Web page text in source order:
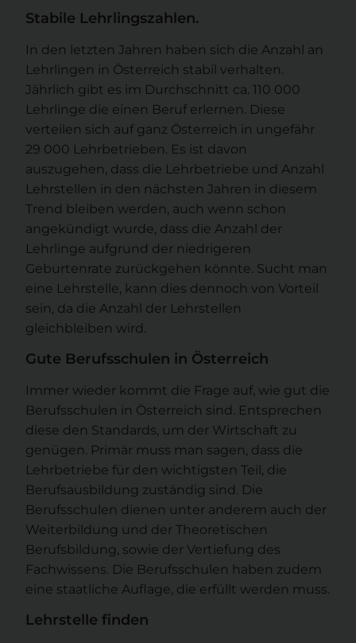
Stabile Lehrlingszahlen.
In den letzten Jahren haben sich die Anzahl an
Lehrlingen in Österreich stabil verhalten.
Jährlich gibt es im Durchschnitt ca. 110 000
Lehrlinge die einen Beruf erlernen. Diese
verteilen sich auf ganz Österreich in ungefähr
29 000 Lehrbetrieben. Es ist davon
auszugehen, dass die Lehrbetriebe und Anzahl
Lehrstellen in den nächsten Jahren in diesem
Trend bleiben werden, auch wenn schon
angekündigt wurde, dass die Anzahl der
Lehrlinge aufgrund der niedrigeren
Geburtenrate zurückgehen könnte. Sucht man
eine Lehrstelle, kann dies dennoch von Vorteil
sein, da die Anzahl der Lehrstellen
gleichbleiben wird.
Gute Berufsschulen in Österreich
Immer wieder kommt die Frage auf, wie gut die
Berufsschulen in Österreich sind. Entsprechen
diese den Standards, um der Wirtschaft zu
genügen. Primär muss man sagen, dass die
Lehrbetriebe für den wichtigsten Teil, die
Berufsausbildung zuständig sind. Die
Berufsschulen dienen unter anderem auch der
Weiterbildung und der Theoretischen
Berufsbildung, sowie der Vertiefung des
Fachwissens. Die Berufsschulen haben zudem
eine staatliche Auflage, die erfüllt werden muss.
Lehrstelle finden